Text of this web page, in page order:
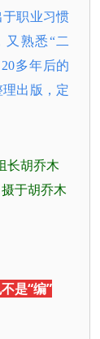
职业习惯
又熟悉“二
多年后的
出版，定
长胡乔木
于胡乔木
是“编”